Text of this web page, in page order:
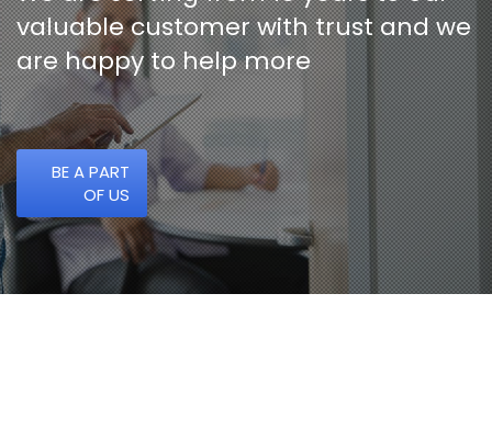
valuable customer with trust and we
are happy to help more
BE A PART
OF US